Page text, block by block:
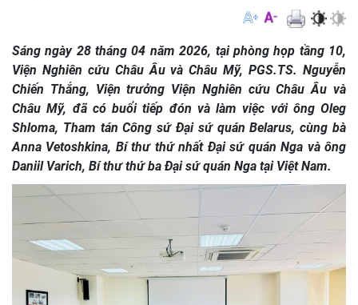
Sáng ngày 28 tháng 04 năm 2026, tại phòng họp tầng 10,
Viện Nghiên cứu Châu Âu và Châu Mỹ, PGS.TS. Nguyễn
Chiến Thắng, Viện trưởng Viện Nghiên cứu Châu Âu và
Châu Mỹ, đã có buổi tiếp đón và làm việc với ông Oleg
Shloma, Tham tán Công sứ Đại sứ quán Belarus, cùng bà
Anna Vetoshkina, Bí thư thứ nhất Đại sứ quán Nga và ông
Daniil Varich, Bí thư thứ ba Đại sứ quán Nga tại Việt Nam.